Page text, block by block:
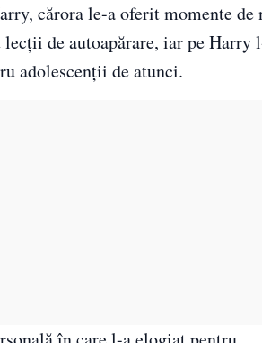
cărora le-a oferit momente de
de autoapărare, iar pe Harry
adolescenții de atunci.